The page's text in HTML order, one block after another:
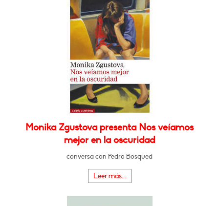
Monika Zgustova presenta Nos veíamos
mejor en la oscuridad
conversa con Pedro Bosqued
Leer más...